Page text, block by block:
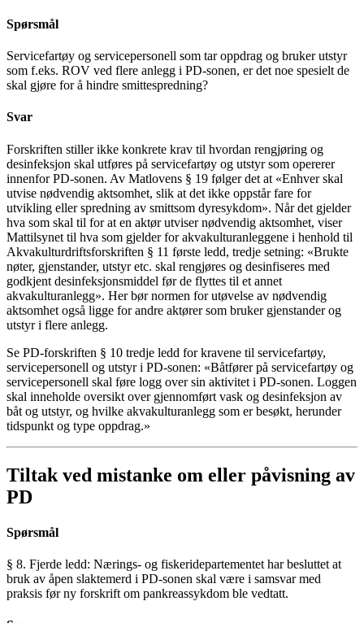
Spørsmål
Servicefartøy og servicepersonell som tar oppdrag og bruker utstyr
som f.eks. ROV ved flere anlegg i PD-sonen, er det noe spesielt de
skal gjøre for å hindre smittespredning?
Svar
Forskriften stiller ikke konkrete krav til hvordan rengjøring og
desinfeksjon skal utføres på servicefartøy og utstyr som opererer
innenfor PD-sonen. Av Matlovens § 19 følger det at «Enhver skal
utvise nødvendig aktsomhet, slik at det ikke oppstår fare for
utvikling eller spredning av smittsom dyresykdom». Når det gjelder
hva som skal til for at en aktør utviser nødvendig aktsomhet, viser
Mattilsynet til hva som gjelder for akvakulturanleggene i henhold til
Akvakulturdriftsforskriften § 11 første ledd, tredje setning: «Brukte
nøter, gjenstander, utstyr etc. skal rengjøres og desinfiseres med
godkjent desinfeksjonsmiddel før de flyttes til et annet
akvakulturanlegg». Her bør normen for utøvelse av nødvendig
aktsomhet også ligge for andre aktører som bruker gjenstander og
utstyr i flere anlegg.
Se PD-forskriften § 10 tredje ledd for kravene til servicefartøy,
servicepersonell og utstyr i PD-sonen: «Båtfører på servicefartøy og
servicepersonell skal føre logg over sin aktivitet i PD-sonen. Loggen
skal inneholde oversikt over gjennomført vask og desinfeksjon av
båt og utstyr, og hvilke akvakulturanlegg som er besøkt, herunder
tidspunkt og type oppdrag.»
Tiltak ved mistanke om eller påvisning av
PD
Spørsmål
§ 8. Fjerde ledd: Nærings- og fiskeridepartementet har besluttet at
bruk av åpen slaktemerd i PD-sonen skal være i samsvar med
praksis før ny forskrift om pankreassykdom ble vedtatt.